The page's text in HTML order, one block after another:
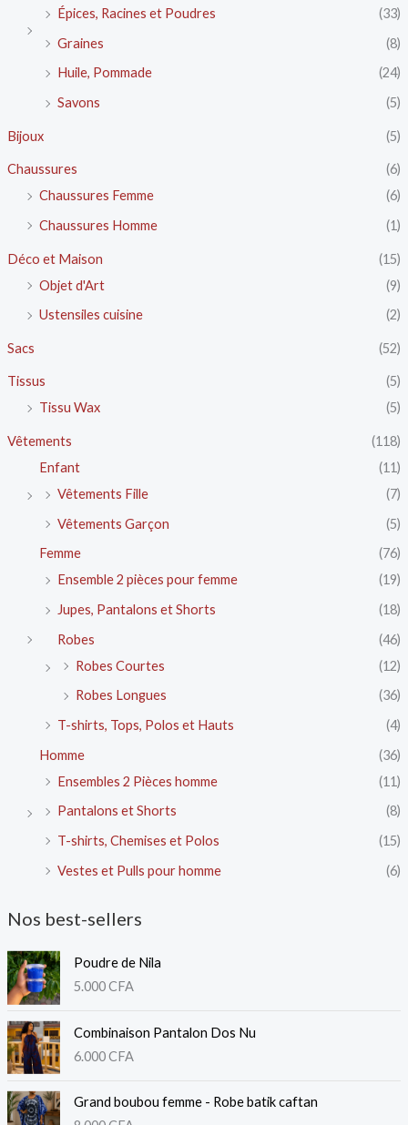
Épices, Racines et Poudres
(33)
Graines
(8)
Huile, Pommade
(24)
Savons
(5)
Bijoux (5)
Chaussures
(6)
Chaussures Femme
(6)
Chaussures Homme
(1)
Déco et Maison
(15)
Objet d'Art
(9)
Ustensiles cuisine
(2)
Sacs (52)
Tissus
(5)
Tissu Wax
(5)
Vêtements
(118)
Enfant
(11)
Vêtements Fille
(7)
Vêtements Garçon
(5)
Femme
(76)
Ensemble 2 pièces pour femme
(19)
Jupes, Pantalons et Shorts
(18)
Robes
(46)
Robes Courtes
(12)
Robes Longues
(36)
T-shirts, Tops, Polos et Hauts
(4)
Homme
(36)
Ensembles 2 Pièces homme
(11)
Pantalons et Shorts
(8)
T-shirts, Chemises et Polos
(15)
Vestes et Pulls pour homme
(6)
Nos best-sellers
Poudre de Nila
5.000CFA
Combinaison Pantalon Dos Nu
6.000CFA
Grand boubou femme - Robe batik caftan